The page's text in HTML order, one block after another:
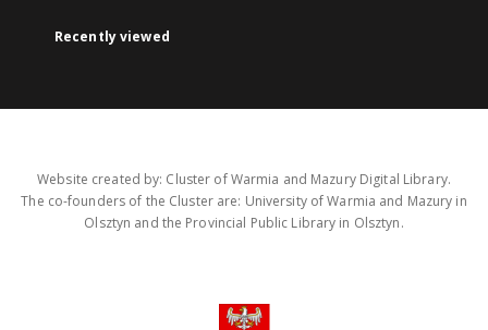
Recently viewed
Website created by: Cluster of Warmia and Mazury Digital Library.
The co-founders of the Cluster are: University of Warmia and Mazury in
Olsztyn and the Provincial Public Library in Olsztyn.